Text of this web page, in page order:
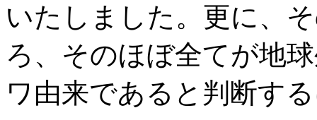
いたしました。更に、
ろ、そのほぼ全てが地
ワ由来であると判断す